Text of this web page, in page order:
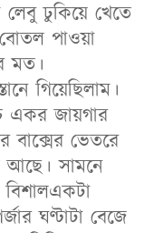
ঢুকিয়ে খেতে
পাওয়া
মত।
গিয়েছিলাম।
একর জায়গার
ভেতরে
আছে। সামনে
ঘণ্টাটা বেজে